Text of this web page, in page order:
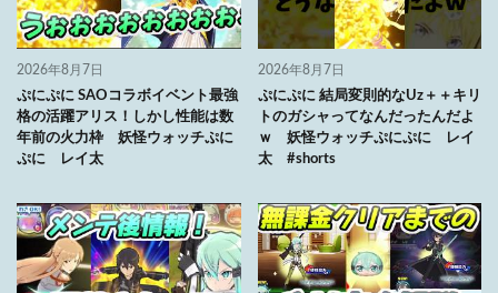
2026年8月7日
ぷにぷに SAOコラボイベント最強
格の活躍アリス！しかし性能は数
年前の火力枠 妖怪ウォッチぷに
ぷに レイ太
2026年8月7日
ぷにぷに 結局変則的なUz＋＋キリ
トのガシャってなんだったんだよ
ｗ 妖怪ウォッチぷにぷに レイ
太 #shorts